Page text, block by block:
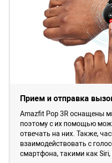
Прием и отправка
Amazfit Pop 3R оснащены
поэтому с их помощью
отвечать на них. Также,
взаимодействовать с
смартфона, такими как Siri,